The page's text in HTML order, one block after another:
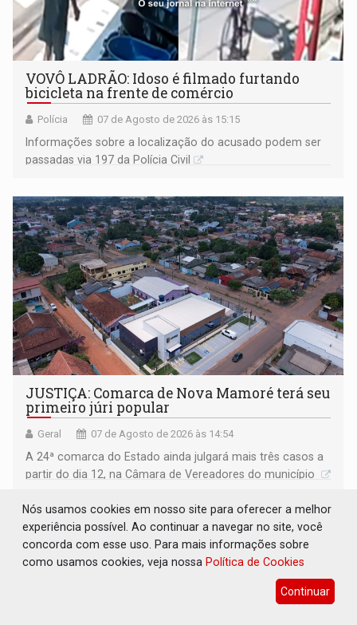
VOVÔ LADRÃO: Idoso é filmado furtando
bicicleta na frente de comércio
Polícia 07 de Agosto de 2026 às 15:15
Informações sobre a localização do acusado podem ser
passadas via 197 da Polícia Civil
JUSTIÇA: Comarca de Nova Mamoré terá seu
primeiro júri popular
Geral 07 de Agosto de 2026 às 14:54
A 24ª comarca do Estado ainda julgará mais três casos a
partir do dia 12, na Câmara de Vereadores do município
Nós usamos cookies em nosso site para oferecer a melhor
experiência possível. Ao continuar a navegar no site, você
concorda com esse uso. Para mais informações sobre
como usamos cookies, veja nossa Política de Cookies
Continuar